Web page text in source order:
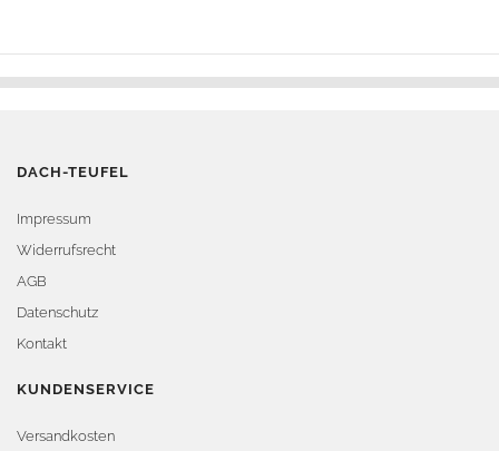
DACH-TEUFEL
Impressum
Widerrufsrecht
AGB
Datenschutz
Kontakt
KUNDENSERVICE
Versandkosten